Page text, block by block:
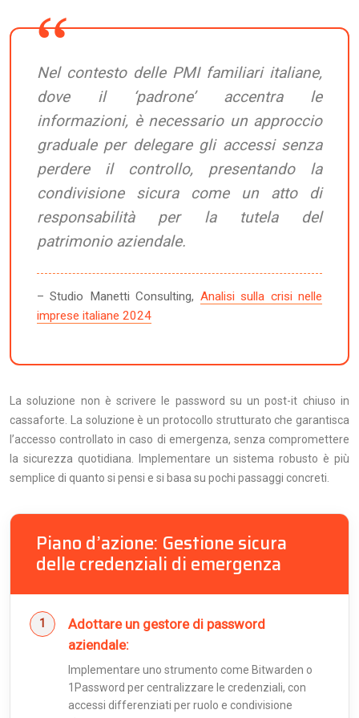
Nel contesto delle PMI familiari italiane,
dove il ‘padrone’ accentra le
informazioni, è necessario un approccio
graduale per delegare gli accessi senza
perdere il controllo, presentando la
condivisione sicura come un atto di
responsabilità per la tutela del
patrimonio aziendale.
– Studio Manetti Consulting, Analisi sulla crisi nelle
imprese italiane 2024
La soluzione non è scrivere le password su un post-it chiuso in
cassaforte. La soluzione è un protocollo strutturato che garantisca
l’accesso controllato in caso di emergenza, senza compromettere
la sicurezza quotidiana. Implementare un sistema robusto è più
semplice di quanto si pensi e si basa su pochi passaggi concreti.
Piano d’azione: Gestione sicura
delle credenziali di emergenza
Adottare un gestore di password
aziendale:
Implementare uno strumento come Bitwarden o
1Password per centralizzare le credenziali, con
accessi differenziati per ruolo e condivisione